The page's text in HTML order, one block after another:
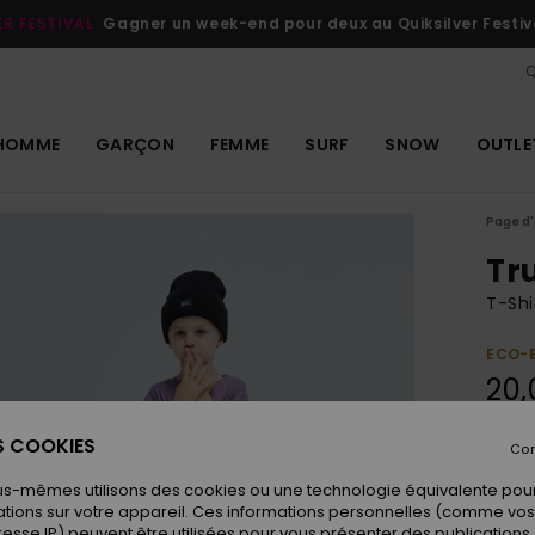
FESTIVAL Gagner un week-end pour deux au Quiksilver
GARÇON FEMME SURF SNOW
Page
T-
ECO-
COOKIES
mêmes utilisons des cookies ou une technologie équivalente
sur votre appareil. Ces informations personnelles (comme